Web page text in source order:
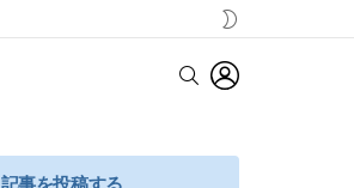
SKIN
SEARCH